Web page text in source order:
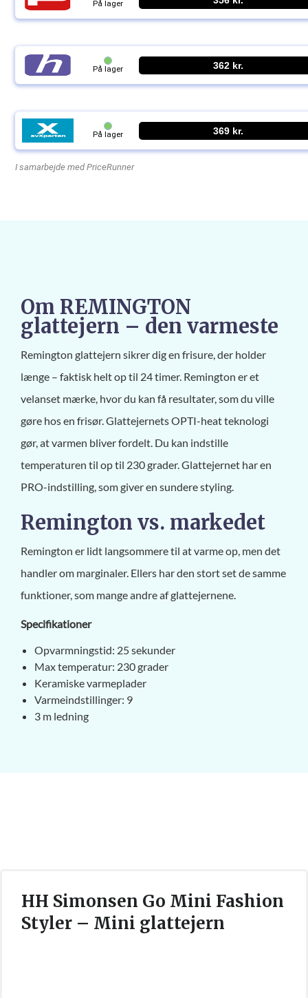
På lager
På lager 362 kr.
På lager 369 kr.
I samarbejde med PriceRunner
Om REMINGTON
glattejern – den varmeste
Remington glattejern sikrer dig en frisure, der holder
længe – faktisk helt op til 24 timer. Remington er et
velanset mærke, hvor du kan få resultater, som du ville
gøre hos en frisør. Glattejernets OPTI-heat teknologi
gør, at varmen bliver fordelt. Du kan indstille
temperaturen til op til 230 grader. Glattejernet har en
PRO-indstilling, som giver en sundere styling.
Remington vs. markedet
Remington er lidt langsommere til at varme op, men det
handler om marginaler. Ellers har den stort set de samme
funktioner, som mange andre af glattejernene.
Specifikationer
Opvarmningstid: 25 sekunder
Max temperatur: 230 grader
Keramiske varmeplader
Varmeindstillinger: 9
3 m ledning
HH Simonsen Go Mini Fashion
Styler – Mini glattejern